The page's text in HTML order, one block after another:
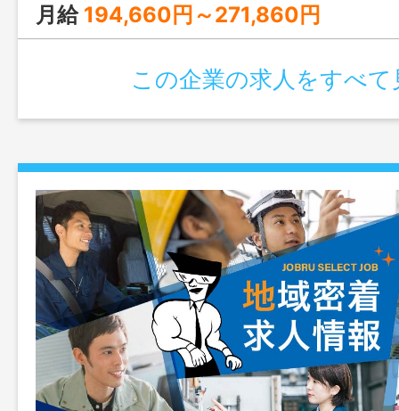
月給 194,660円～271,860円
この企業の求人をすべて